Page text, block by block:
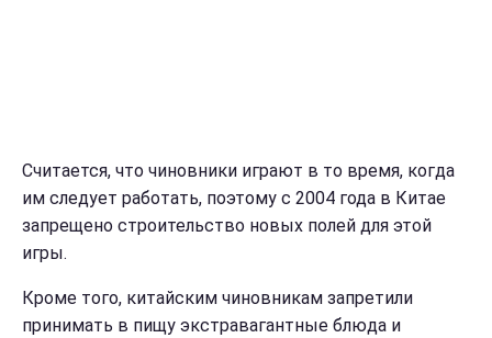
Считается, что чиновники играют в то время, когда
им следует работать, поэтому с 2004 года в Китае
запрещено строительство новых полей для этой
игры.
Кроме того, китайским чиновникам запретили
принимать в пищу экстравагантные блюда и